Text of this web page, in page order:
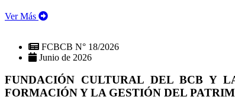
Ver Más
FCBCB N° 18/2026
Junio de 2026
FUNDACIÓN CULTURAL DEL BCB Y
FORMACIÓN Y LA GESTIÓN DEL